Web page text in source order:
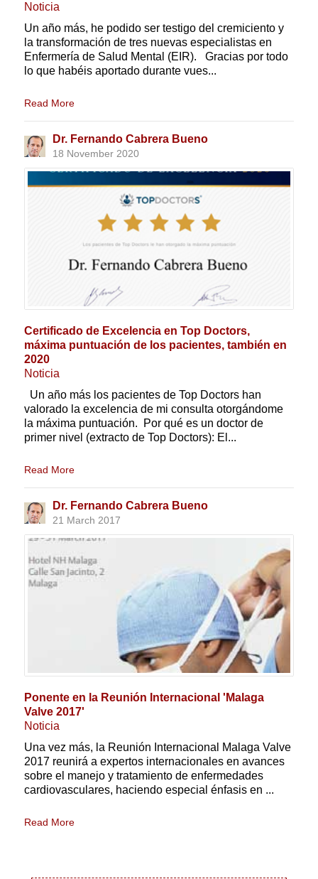
Noticia
Un año más, he podido ser testigo del cremiciento y
la transformación de tres nuevas especialistas en
Enfermería de Salud Mental (EIR). Gracias por todo
lo que habéis aportado durante vues...
Read More
Dr. Fernando Cabrera Bueno
18 November 2020
Certificado de Excelencia en Top Doctors,
máxima puntuación de los pacientes, también en
2020
Noticia
Un año más los pacientes de Top Doctors han
valorado la excelencia de mi consulta otorgándome
la máxima puntuación. Por qué es un doctor de
primer nivel (extracto de Top Doctors): El...
Read More
Dr. Fernando Cabrera Bueno
21 March 2017
Ponente en la Reunión Internacional 'Malaga
Valve 2017'
Noticia
Una vez más, la Reunión Internacional Malaga Valve
2017 reunirá a expertos internacionales en avances
sobre el manejo y tratamiento de enfermedades
cardiovasculares, haciendo especial énfasis en ...
Read More